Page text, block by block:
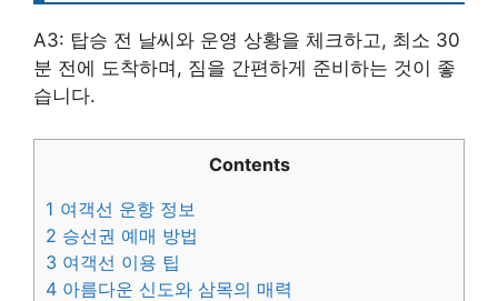
A3: 탑승 전 날씨와 운영 상황을 체크하고, 최소 30
분 전에 도착하며, 짐을 간편하게 준비하는 것이 좋
습니다.
Contents
1 여객선 운항 정보
2 승선권 예매 방법
3 여객선 이용 팁
4 아름다운 신도와 삼목의 매력